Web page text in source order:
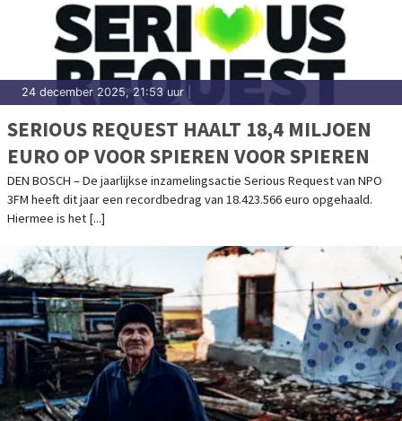
24 december 2025, 21:53 uur
SERIOUS REQUEST HAALT 18,4 MILJOEN
EURO OP VOOR SPIEREN VOOR SPIEREN
DEN BOSCH – De jaarlijkse inzamelingsactie Serious Request van NPO
3FM heeft dit jaar een recordbedrag van 18.423.566 euro opgehaald.
Hiermee is het [...]